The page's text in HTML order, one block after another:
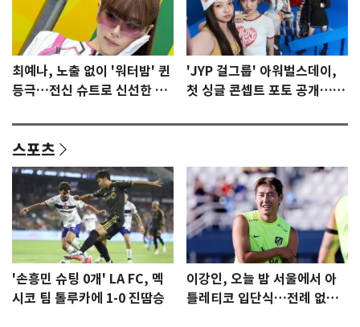
최예나, 노출 없이 '워터밤' 퀸
등극…전신 슈트로 신선한 충
'JYP 걸그룹' 아워벌스데이,
첫 싱글 콘셉트 포토 공개…청
스포츠
'손흥민 슈팅 0개' LA FC, 멕
시코 팀 톨루카에 1-0 진땀승
이강인, 오늘 밤 서울에서 아
틀레티코 입단식…전례 없는